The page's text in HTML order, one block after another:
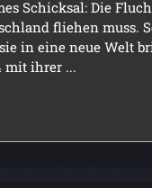
Schicksal: Die
fliehen muss.
in eine neue Welt
mit ihrer ...